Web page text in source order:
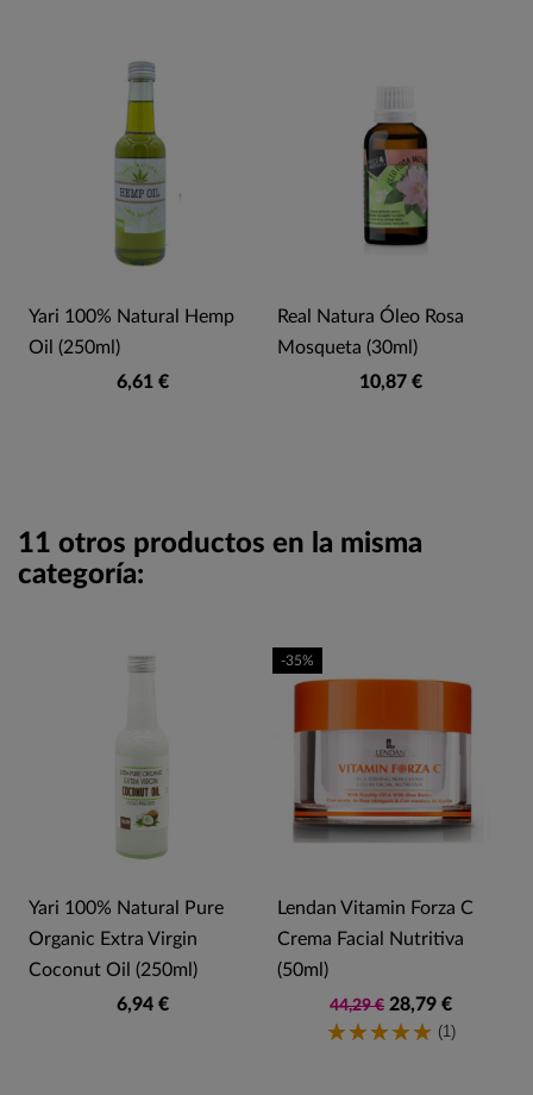
Yari 100% Natural Hemp
Oil (250ml)
6,61 €
Real Natura Óleo Rosa
Mosqueta (30ml)
10,87 €
11 otros productos en la misma
categoría:
Yari 100% Natural Pure
Organic Extra Virgin
Coconut Oil (250ml)
6,94 €
Lendan Vitamin Forza C
Crema Facial Nutritiva
(50ml)
44,29 € 28,79 €
(1)
-35%